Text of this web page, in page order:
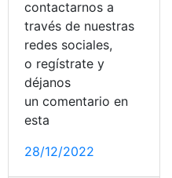
contactarnos a
través de nuestras
redes sociales,
o regístrate y
déjanos
un comentario en
esta
28/12/2022